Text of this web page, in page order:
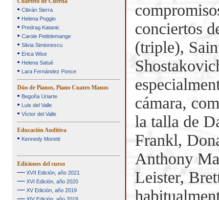
• Cibrán Sierra
• Helena Poggio
• Predrag Katanic
• Carole Petitdemange
• Silvia Simionescu
• Erica Wise
• Helena Satué
• Lara Fernández Ponce
Dúo de Pianos, Piano Cuatro Manos
• Begoña Uriarte
• Luis del Valle
• Víctor del Valle
Educación Auditiva
• Kennedy Moretti
Ediciones del curso
—XVII Edición, año 2021
—XVI Edición, año 2020
—XV Edición, año 2019
—
conciertos
(triple),
cámara,
la talla de
Frankl,
Anthony
Leister,